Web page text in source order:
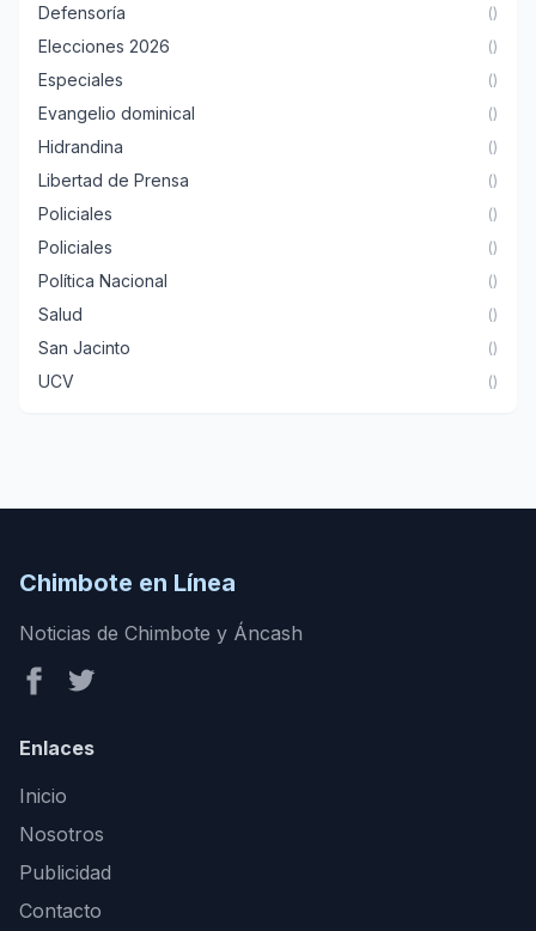
Defensoría ()
Elecciones 2026 ()
Especiales ()
Evangelio dominical ()
Hidrandina ()
Libertad de Prensa ()
Policiales ()
Policiales ()
Política Nacional ()
Salud ()
San Jacinto ()
UCV ()
Chimbote en Línea
Noticias de Chimbote y Áncash
Enlaces
Inicio
Nosotros
Publicidad
Contacto